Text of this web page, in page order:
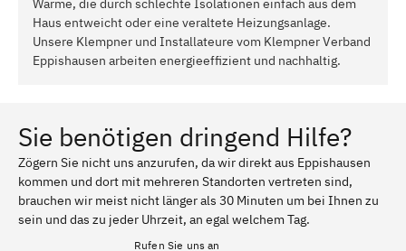
Wärme, die durch schlechte Isolationen einfach aus dem
Haus entweicht oder eine veraltete Heizungsanlage.
Unsere Klempner und Installateure vom Klempner Verband
Eppishausen arbeiten energieeffizient und nachhaltig.
Sie benötigen dringend Hilfe?
Zögern Sie nicht uns anzurufen, da wir direkt aus Eppishausen
kommen und dort mit mehreren Standorten vertreten sind,
brauchen wir meist nicht länger als 30 Minuten um bei Ihnen zu
sein und das zu jeder Uhrzeit, an egal welchem Tag.
Rufen Sie uns an